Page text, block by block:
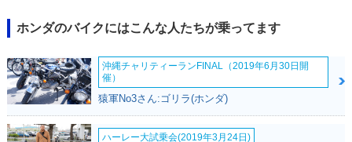
ホンダのバイクにはこんな人たちが乗ってます
沖縄チャリティーランFINAL（2019年6月30日開
催）
猿軍No3さん:ゴリラ(ホンダ)
ハーレー大試乗会(2019年3月24日)